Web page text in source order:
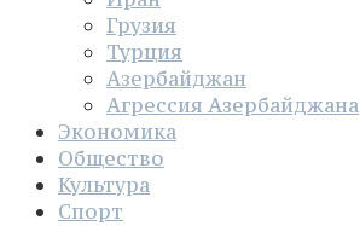
Грузия
Турция
Азербайджан
Агрессия Азербайджана
Экономика
Общество
Культура
Спорт